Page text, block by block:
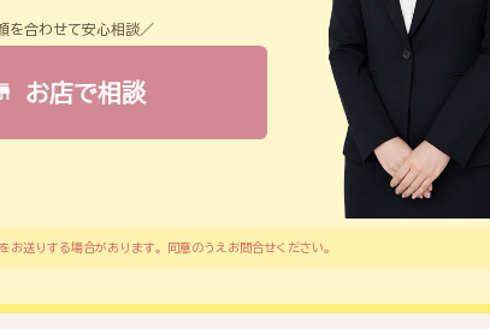
を合わせて安心相談／
お店で相談
お送りする場合があります。同意のうえお問合せください。